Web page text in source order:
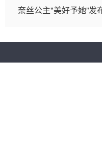
奈丝公主"美好予她”发